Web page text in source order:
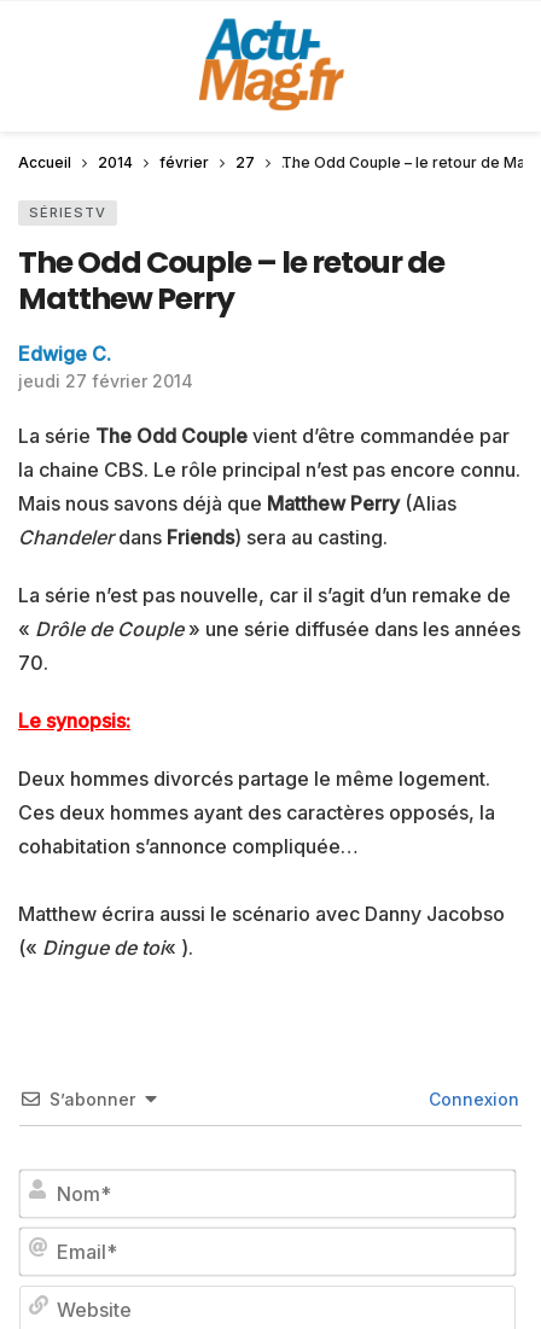
Accueil 2014 février 27 The Odd Couple – le retour de
SÉRIESTV
The Odd Couple – le retour de
Matthew Perry
Edwige C.
jeudi 27 février 2014
La série The Odd Couple vient d’être commandée par
la chaine CBS. Le rôle principal n’est pas encore connu.
Mais nous savons déjà que Matthew Perry(Alias
Chandelerdans Friends) sera au casting.
La série n’est pas nouvelle, car il s’agit d’un remake de
« Drôle de Couple» une série diffusée dans les années
70.
Le synopsis:
Deux hommes divorcés partage le même logement.
Ces deux hommes ayant des caractères opposés, la
cohabitation s’annonce compliquée…
Matthew écrira aussi le scénario avec Danny Jacobso
(« Dingue de toi« ).
S’abonner Connexion